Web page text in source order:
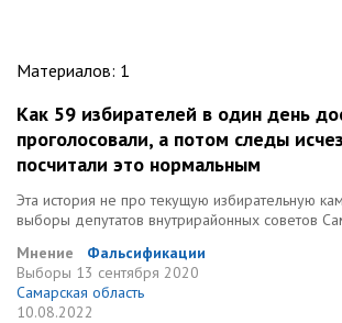
Материалов: 1
Как 59 избирателей в один день
проголосовали, а потом следы
посчитали это нормальным
Эта история не про текущую избирательную
выборы депутатов внутрирайонных советов
Мнение
Фальсификации
Выборы 13 сентября 2020
Самарская область
10.08.2022